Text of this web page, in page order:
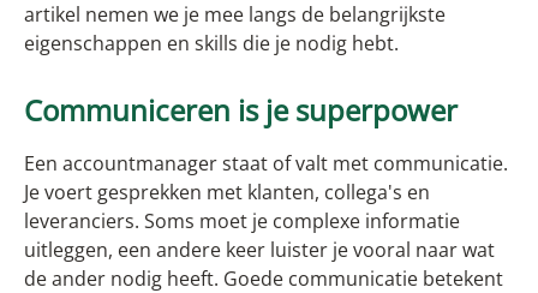
artikel nemen we je mee langs de belangrijkste
eigenschappen en skills die je nodig hebt.
Communiceren is je superpower
Een accountmanager staat of valt met communicatie.
Je voert gesprekken met klanten, collega's en
leveranciers. Soms moet je complexe informatie
uitleggen, een andere keer luister je vooral naar wat
de ander nodig heeft. Goede communicatie betekent